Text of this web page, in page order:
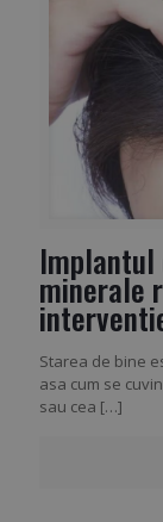
minerale
Starea de bine
asa cum se
sau cea […]